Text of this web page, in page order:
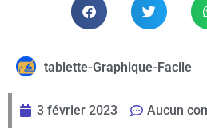
tablette-Graphique-Facile
3 février 2023 Aucun